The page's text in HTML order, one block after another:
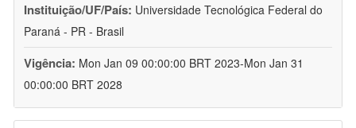
Instituição/UF/País: Universidade Tecnológica Federal do
Paraná - PR - Brasil
Vigência: Mon Jan 09 00:00:00 BRT 2023-Mon Jan 31
00:00:00 BRT 2028